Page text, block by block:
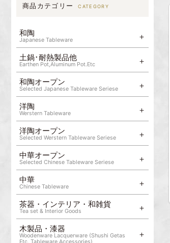
商品カテゴリー CATEGORY
和陶
Japanese Tableware
土鍋･耐熱製品他
Earthen Pot,Aluminum Pot.Etc
和陶オープン
Selected Japanese Tableware Seriese
洋陶
Werstern Tableware
洋陶オープン
Selected Werstern Tableware Seriese
中華オープン
Selected Chinese Tableware Seriese
中華
Chinese Tableware
茶器・インテリア・和雑貨
Tea set & Interior Goods
木製品・漆器
Woodenware Lacquerware (Shushi Getas